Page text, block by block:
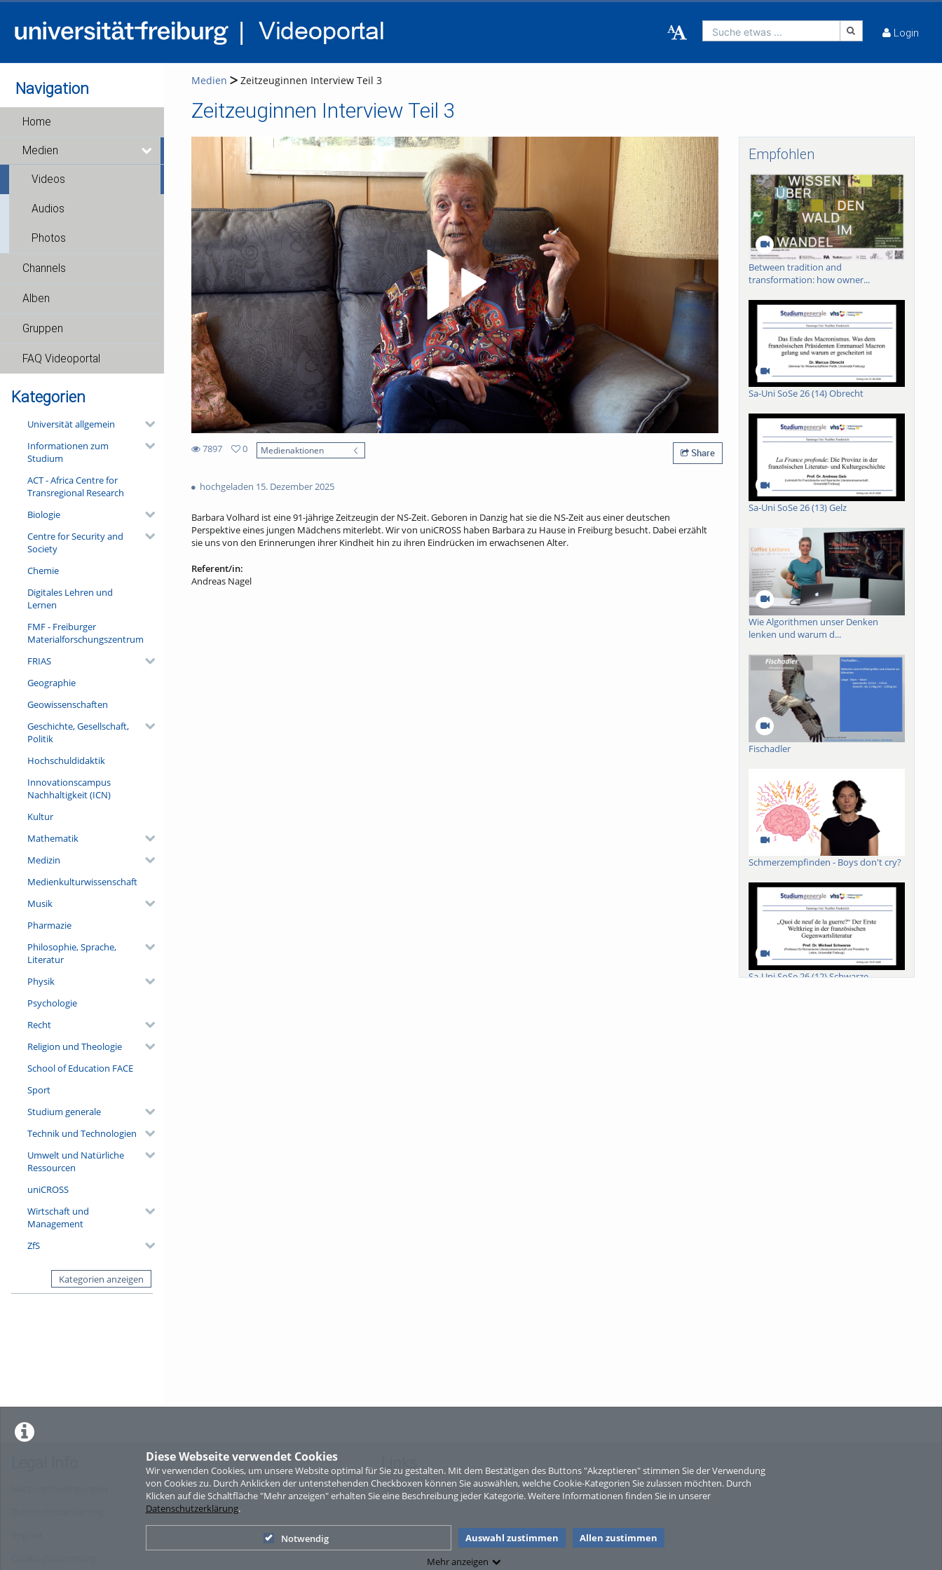
Diese Webseite verwendet Cookies
Wir verwenden Cookies, um unsere Website optimal für Sie zu gestalten. Mit dem Bestätigen des Buttons "Akzeptieren" stimmen Sie der Verwendung
von Cookies zu. Durch Anklicken der untenstehenden Checkboxen können Sie auswählen, welche Cookie-Kategorien Sie zulassen möchten. Durch
Klicken auf die Schaltfläche "Mehr anzeigen" erhalten Sie eine Beschreibung jeder Kategorie. Weitere Informationen finden Sie in unserer
Datenschutzerklärung.
Notwendig Auswahl zustimmen
Allen zustimmen
Mehr anzeigen
Suche etwas ... Login
Navigation
Home
Medien
Videos
Audios
Photos
Channels
Alben
Gruppen
FAQ Videoportal
Kategorien
Universität allgemein
Informationen zum
Studium
ACT - Africa Centre for
Transregional Research
Biologie
Centre for Security and
Society
Chemie
Digitales Lehren und
Lernen
FMF - Freiburger
Materialforschungszentrum
FRIAS
Geographie
Geowissenschaften
Geschichte, Gesellschaft,
Politik
Hochschuldidaktik
Innovationscampus
Nachhaltigkeit (ICN)
Kultur
Mathematik
Medizin
Medienkulturwissenschaft
Musik
Pharmazie
Philosophie, Sprache,
Literatur
Physik
Psychologie
Recht
Religion und Theologie
School of Education FACE
Sport
Studium generale
Technik und Technologien
Umwelt und Natürliche
Ressourcen
uniCROSS
Wirtschaft und
Management
ZfS
Kategorien anzeigen
Medien Zeitzeuginnen Interview Teil 3
Zeitzeuginnen Interview Teil 3
Video abspielen
7897
views
0
Medienaktionen Share
hochgeladen 15. Dezember 2025
Barbara Volhard ist eine 91-jährige Zeitzeugin der NS-Zeit. Geboren in Danzig hat sie die NS-Zeit aus einer deutschen
Perspektive eines jungen Mädchens miterlebt. Wir von uniCROSS haben Barbara zu Hause in Freiburg besucht. Dabei erzählt
sie uns von den Erinnerungen ihrer Kindheit hin zu ihren Eindrücken im erwachsenen Alter.
Referent/in:
Andreas Nagel
Empfohlen
Between tradition and
transformation: how owner...
Sa-Uni SoSe 26 (14) Obrecht
Sa-Uni SoSe 26 (13) Gelz
Wie Algorithmen unser Denken
lenken und warum d...
Fischadler
Schmerzempfinden - Boys don't cry?
Sa-Uni SoSe 26 (12) Schwarze
Sperber
Links
Sitemap